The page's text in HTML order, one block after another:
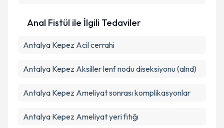
Anal Fistül ile İlgili Tedaviler
Antalya Kepez Acil cerrahi
Antalya Kepez Aksiller lenf nodu diseksiyonu (alnd)
Antalya Kepez Ameliyat sonrası komplikasyonlar
Antalya Kepez Ameliyat yeri fıtığı